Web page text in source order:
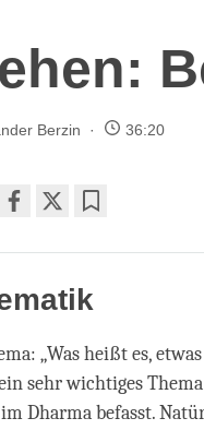
Berzin 36:20
facebook
„Was heißt es,
sehr wichtiges
Dharma befasst.